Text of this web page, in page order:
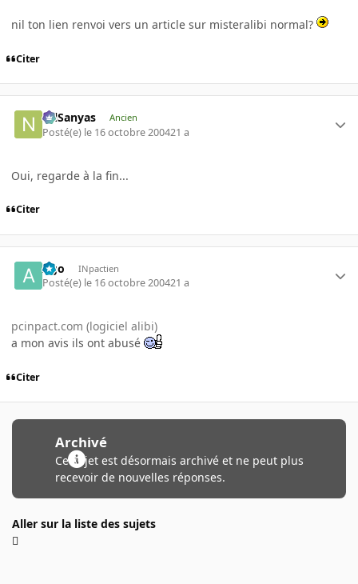
nil ton lien renvoi vers un article sur misteralibi normal?
Citer
NilSanyas Ancien
Posté(e) le 16 octobre 200421 a
Oui, regarde à la fin...
Citer
Ago INpactien
Posté(e) le 16 octobre 200421 a
pcinpact.com (logiciel alibi)
a mon avis ils ont abusé
Citer
Archivé
Ce sujet est désormais archivé et ne peut plus
recevoir de nouvelles réponses.
Aller sur la liste des sujets